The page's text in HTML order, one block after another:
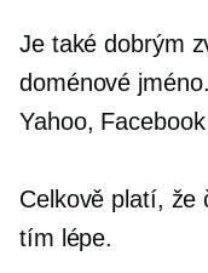
Je také dobrým
doménové
Yahoo,
Celkově platí, že
tím lépe.